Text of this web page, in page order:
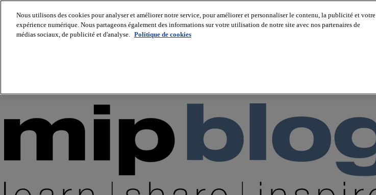
About us
Nous utilisons des cookies pour analyser et améliorer notre service, pour améliorer et personnaliser le contenu, la publicité et votre
expérience numérique. Nous partageons également des informations sur votre utilisation de notre site avec nos partenaires de
médias sociaux, de publicité et d'analyse. Politique de cookies